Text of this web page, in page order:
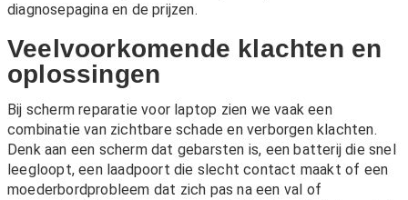
diagnosepaginaen deprijzen.
Veelvoorkomende klachten en
oplossingen
Bij scherm reparatie voor laptop zien we vaak een
combinatie van zichtbare schade en verborgen klachten.
Denk aan een scherm dat gebarsten is, een batterij die snel
leegloopt, een laadpoort die slecht contact maakt of een
moederbordprobleem dat zich pas na een val of